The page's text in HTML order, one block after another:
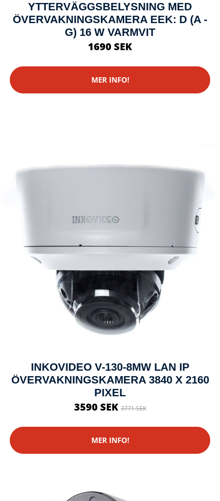
YTTERVÄGGSBELYSNING MED
ÖVERVAKNINGSKAMERA EEK: D (A -
G) 16 W VARMVIT
1690 SEK
MER INFO!
INKOVIDEO V-130-8MW LAN IP
ÖVERVAKNINGSKAMERA 3840 X 2160
PIXEL
3590 SEK3771 SEK
MER INFO!